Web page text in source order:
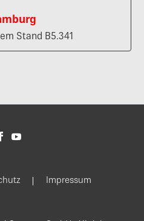
Stand B5.341
Impressum